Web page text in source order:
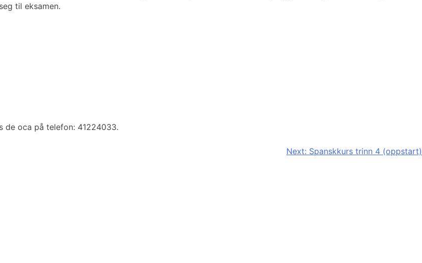
til eksamen.
de oca på telefon: 41224033.
Next: Spanskkurs trinn 4 (oppstart)